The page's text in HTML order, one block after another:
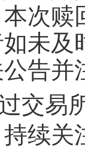
次赎
未
告
交易
续